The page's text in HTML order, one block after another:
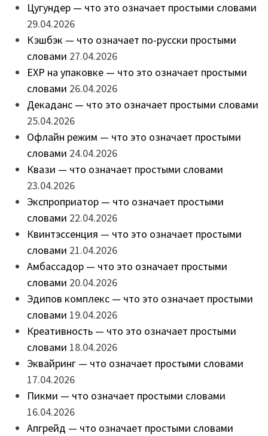
Цугундер — что это означает простыми словами
29.04.2026
Кэшбэк — что означает по-русски простыми
словами 27.04.2026
EXP на упаковке — что это означает простыми
словами 26.04.2026
Декаданс — что это означает простыми словами
25.04.2026
Офлайн режим — что это означает простыми
словами 24.04.2026
Квази — что означает простыми словами
23.04.2026
Экспроприатор — что означает простыми
словами 22.04.2026
Квинтэссенция — что это означает простыми
словами 21.04.2026
Амбассадор — что это означает простыми
словами 20.04.2026
Эдипов комплекс — что это означает простыми
словами 19.04.2026
Креативность — что это означает простыми
словами 18.04.2026
Эквайринг — что означает простыми словами
17.04.2026
Пикми — что означает простыми словами
16.04.2026
Апгрейд — что означает простыми словами